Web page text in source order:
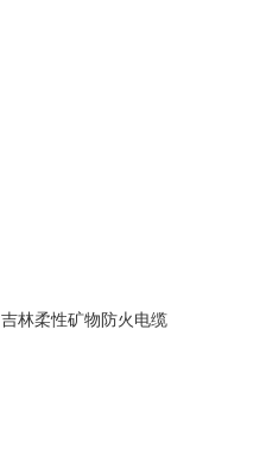
吉林柔性矿物防火电缆